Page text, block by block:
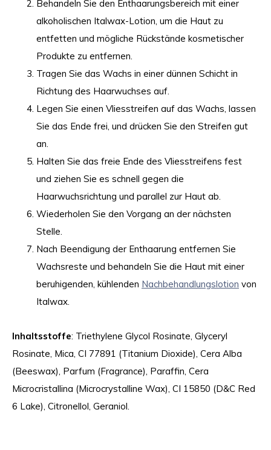
Behandeln Sie den Enthaarungsbereich mit einer
alkoholischen Italwax-Lotion, um die Haut zu
entfetten und mögliche Rückstände kosmetischer
Produkte zu entfernen.
Tragen Sie das Wachs in einer dünnen Schicht in
Richtung des Haarwuchses auf.
Legen Sie einen Vliesstreifen auf das Wachs, lassen
Sie das Ende frei, und drücken Sie den Streifen gut
an.
Halten Sie das freie Ende des Vliesstreifens fest
und ziehen Sie es schnell gegen die
Haarwuchsrichtung und parallel zur Haut ab.
Wiederholen Sie den Vorgang an der nächsten
Stelle.
Nach Beendigung der Enthaarung entfernen Sie
Wachsreste und behandeln Sie die Haut mit einer
beruhigenden, kühlenden Nachbehandlungslotion von
Italwax.
Inhaltsstoffe: Triethylene Glycol Rosinate, Glyceryl
Rosinate, Mica, CI 77891 (Titanium Dioxide), Cera Alba
(Beeswax), Parfum (Fragrance), Paraffin, Cera
Microcristallina (Microcrystalline Wax), CI 15850 (D&C Red
6 Lake), Citronellol, Geraniol.